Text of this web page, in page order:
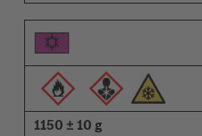
1150 ± 10 g